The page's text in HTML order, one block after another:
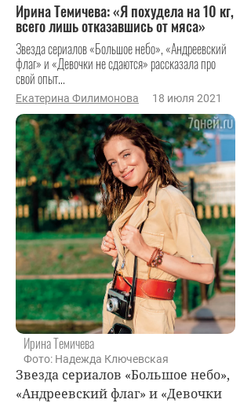
Ирина Темичева: «Я похудела на 10 кг,
всего лишь отказавшись от мяса»
Звезда сериалов «Большое небо», «Андреевский
флаг» и «Девочки не сдаются» рассказала про
свой опыт...
Екатерина Филимонова 18 июля 2021
Ирина Темичева
Фото: Надежда Ключевская
Звезда сериалов «Большое небо»,
«Андреевский флаг» и «Девочки